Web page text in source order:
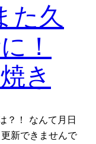
久
！
き
？！ なんて月日
新できませんで